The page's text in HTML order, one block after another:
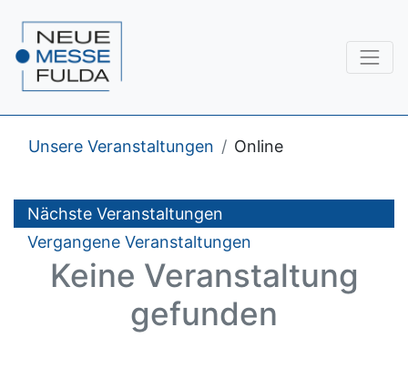
Unsere Veranstaltungen Online
Nächste Veranstaltungen
Vergangene Veranstaltungen
Keine Veranstaltung
gefunden